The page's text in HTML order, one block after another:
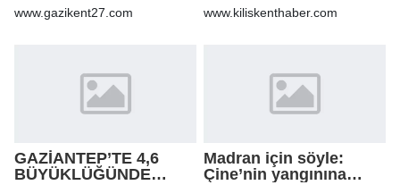
www.gazikent27.com www.kiliskenthaber.com
GAZİANTEP’TE 4,6
BÜYÜKLÜĞÜNDE
Madran için söyle:
Çine’nin yangınına